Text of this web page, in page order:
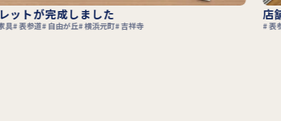
らせ
横浜元町 家具選び